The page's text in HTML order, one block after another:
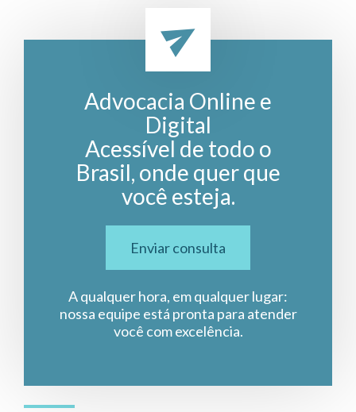
Advocacia Online e
Digital
Acessível de todo o
Brasil, onde quer que
você esteja.
Enviar consulta
A qualquer hora, em qualquer lugar:
nossa equipe está pronta para atender
você com excelência.